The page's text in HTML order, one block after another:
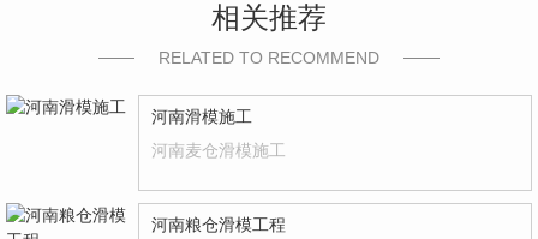
相关推荐
RELATED TO RECOMMEND
河南滑模施工
河南麦仓滑模施工
河南粮仓滑模工程